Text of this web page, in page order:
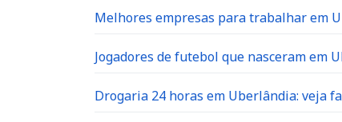
Melhores empresas para trabalhar em
Jogadores de futebol que nasceram em
Drogaria 24 horas em Uberlândia: veja